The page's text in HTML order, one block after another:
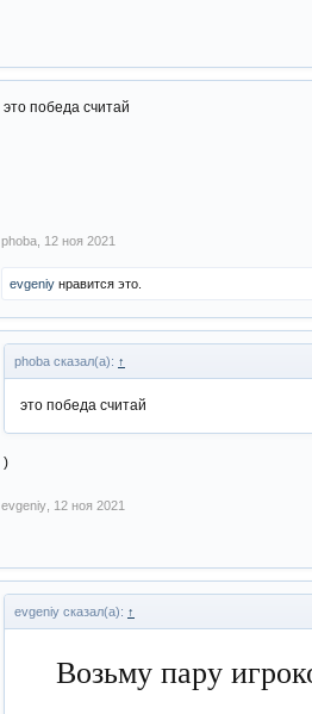
это победа считай
phoba 12 ноя 2021
evgeniy нравится это.
phoba сказал(а): ↑
это победа считай
)
evgeniy 12 ноя 2021
evgeniy сказал(а): ↑
Возьму пару